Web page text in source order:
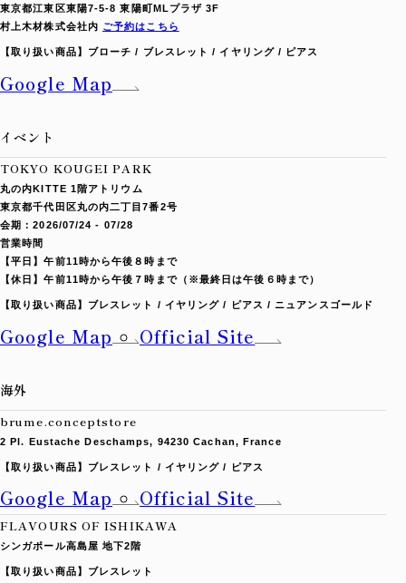
東京都江東区東陽7-5-8 東陽町MLプラザ 3F
村上木材株式会社内 ご予約はこちら
【取り扱い商品】 ブローチ / ブレスレット / イヤリング / ピアス
Google Map
イベント
TOKYO KOUGEI PARK
丸の内KITTE 1階アトリウム
東京都千代田区丸の内二丁目7番2号
会期：2026/07/24 - 07/28
営業時間
【平日】午前11時から午後８時まで
【休日】午前11時から午後７時まで（※最終日は午後６時まで）
【取り扱い商品】 ブレスレット / イヤリング / ピアス / ニュアンスゴールド
Google Map Official Site
海外
brume.conceptstore
2 Pl. Eustache Deschamps, 94230 Cachan, France
【取り扱い商品】 ブレスレット / イヤリング / ピアス
Google Map Official Site
FLAVOURS OF ISHIKAWA
シンガポール高島屋 地下2階
【取り扱い商品】 ブレスレット